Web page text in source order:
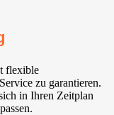
flexible
zu garantieren.
in Ihren Zeitplan